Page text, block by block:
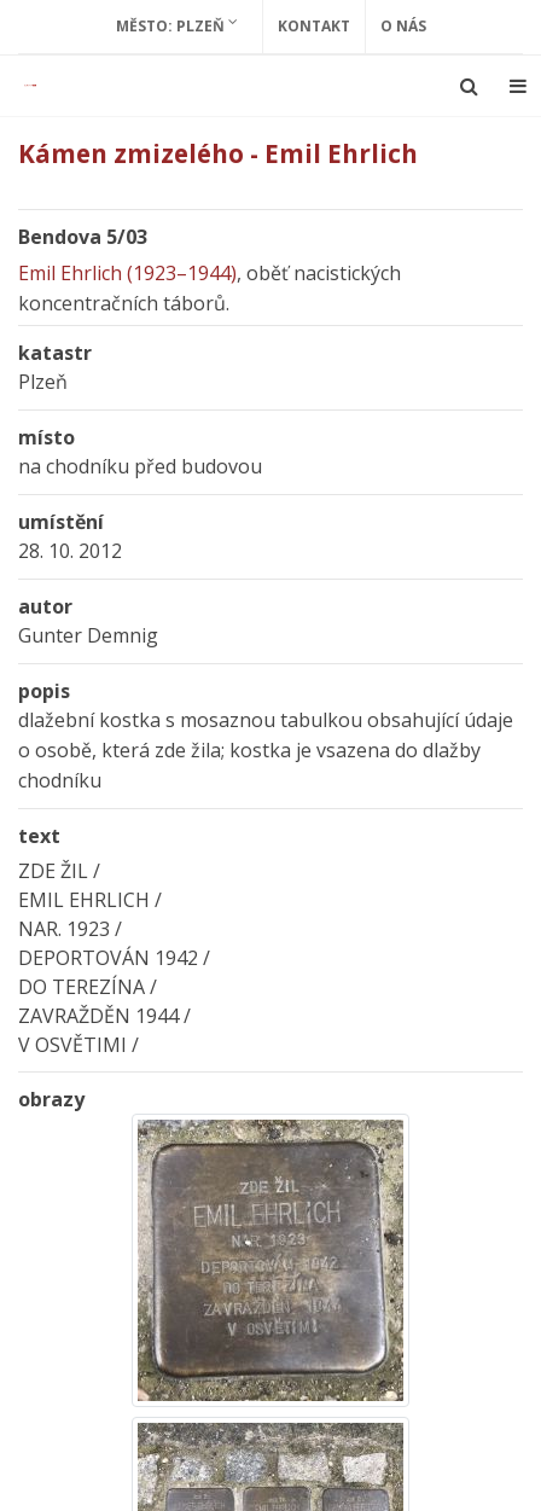
MĚSTO: PLZEŇ KONTAKT O NÁS
Kámen zmizelého - Emil Ehrlich
Bendova 5/03
Emil Ehrlich (1923–1944), oběť nacistických
koncentračních táborů.
katastr
Plzeň
místo
na chodníku před budovou
umístění
28. 10. 2012
autor
Gunter Demnig
popis
dlažební kostka s mosaznou tabulkou obsahující údaje
o osobě, která zde žila; kostka je vsazena do dlažby
chodníku
text
ZDE ŽIL /
EMIL EHRLICH /
NAR. 1923 /
DEPORTOVÁN 1942 /
DO TEREZÍNA /
ZAVRAŽDĚN 1944 /
V OSVĚTIMI /
obrazy